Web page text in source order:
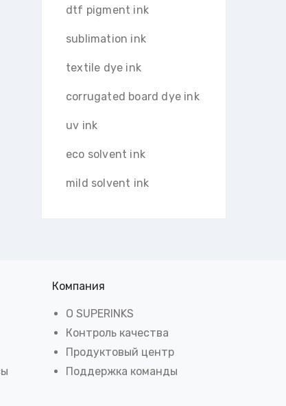
dtf pigment ink
sublimation ink
textile dye ink
corrugated board dye ink
uv ink
eco solvent ink
mild solvent ink
Компания
О SUPERINKS
Контроль качества
Продуктовый центр
Поддержка команды